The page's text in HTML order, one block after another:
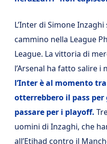
L’Inter di Simone
cammino nella League
League. La vittoria di
l’Arsenal ha fatto salire i
l’Inter è al momento
otterrebbero il pass
passare per i playoff.
uomini di Inzaghi, che
all’Etihad contro il